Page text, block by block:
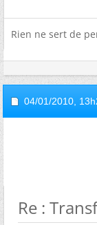
Rien ne sert de
04/01/2010,
Re :